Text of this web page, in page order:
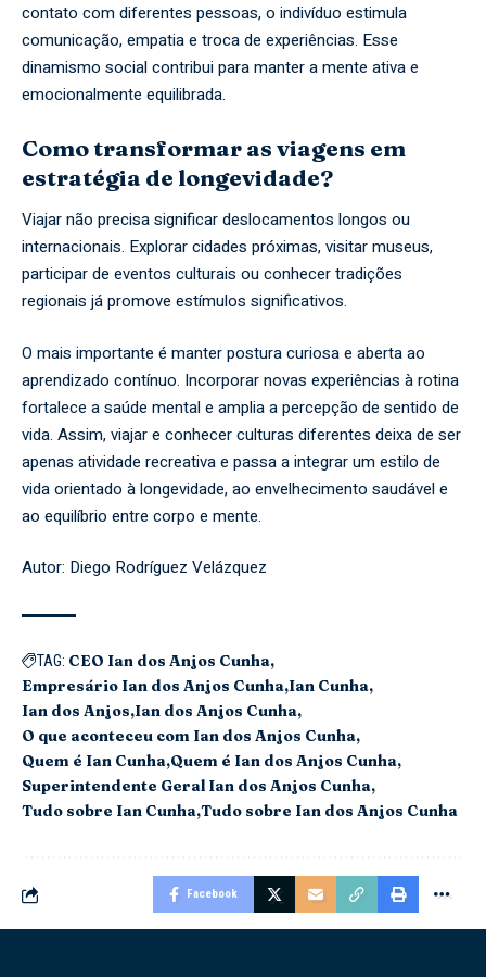
contato com diferentes pessoas, o indivíduo estimula
comunicação, empatia e troca de experiências. Esse
dinamismo social contribui para manter a mente ativa e
emocionalmente equilibrada.
Como transformar as viagens em
estratégia de longevidade?
Viajar não precisa significar deslocamentos longos ou
internacionais. Explorar cidades próximas, visitar museus,
participar de eventos culturais ou conhecer tradições
regionais já promove estímulos significativos.
O mais importante é manter postura curiosa e aberta ao
aprendizado contínuo. Incorporar novas experiências à rotina
fortalece a saúde mental e amplia a percepção de sentido de
vida. Assim, viajar e conhecer culturas diferentes deixa de ser
apenas atividade recreativa e passa a integrar um estilo de
vida orientado à longevidade, ao envelhecimento saudável e
ao equilíbrio entre corpo e mente.
Autor: Diego Rodríguez Velázquez
TAG: CEO Ian dos Anjos Cunha
Empresário Ian dos Anjos Cunha Ian Cunha
Ian dos Anjos Ian dos Anjos Cunha
O que aconteceu com Ian dos Anjos Cunha
Quem é Ian Cunha Quem é Ian dos Anjos Cunha
Superintendente Geral Ian dos Anjos Cunha
Tudo sobre Ian Cunha Tudo sobre Ian dos Anjos Cunha
Facebook